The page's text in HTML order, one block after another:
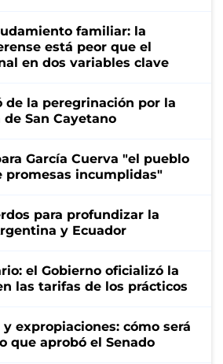
familiar: la
está peor que el
en dos variables clave
la peregrinación por la
San Cayetano
García Cuerva "el pueblo
promesas incumplidas"
para profundizar la
y Ecuador
el Gobierno oficializó la
las tarifas de los prácticos
expropiaciones: cómo será
que aprobó el Senado